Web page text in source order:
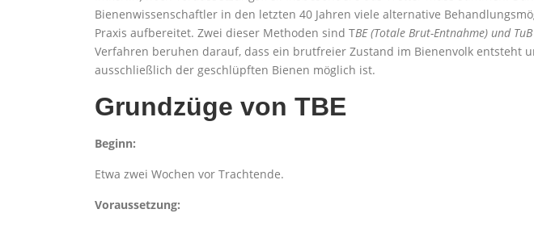
Bienenwissenschaftler in den letzten 40 Jahren viele alternative
Praxis aufbereitet. Zwei dieser Methoden sind TBE (Totale Brut-Entnahme) und
Verfahren beruhen darauf, dass ein brutfreier Zustand im Bienenvolk entsteht
ausschließlich der geschlüpften Bienen möglich ist.
Grundzüge von TBE
Beginn:
Etwa zwei Wochen vor Trachtende.
Voraussetzung: